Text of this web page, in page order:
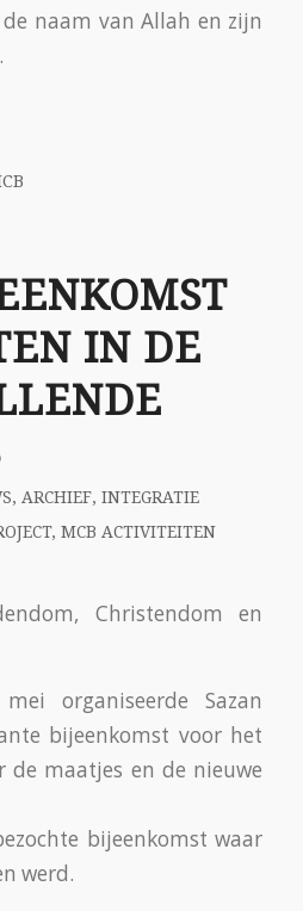
werd.
bij afwezigheid van
drie belangrijkste
Jom Kimpoer
aan het Poerimfeest.
legde het katholieke
Aswoensdag en Goede
Verder
om op vrijdag geen
van het vasten bij de
van zonsopgang tot
gegeten en gedronken
voor zieken, mensen met
zwangere vrouwen
de religies was dat